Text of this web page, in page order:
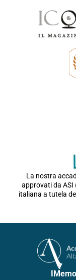
La nostra
approvati da ASI
italiana a tutela